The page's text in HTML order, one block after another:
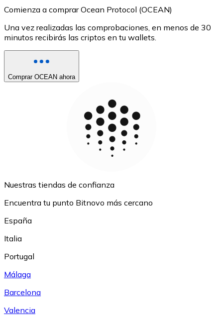
Comienza a comprar Ocean Protocol (OCEAN)
Una vez realizadas las comprobaciones, en menos de 30
minutos recibirás las criptos en tu wallets.
Comprar OCEAN ahora
Nuestras tiendas de confianza
Encuentra tu punto Bitnovo más cercano
España
Italia
Portugal
Málaga
Barcelona
Valencia